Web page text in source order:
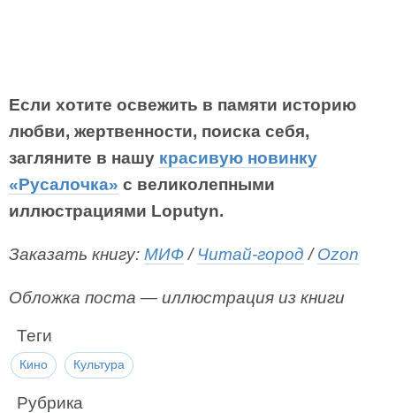
Если хотите освежить в памяти историю
любви, жертвенности, поиска себя,
загляните в нашу красивую новинку
«Русалочка» с великолепными
иллюстрациями Loputyn.
Заказать книгу: МИФ/ Читай-город /Ozon
Обложка поста — иллюстрация из книги
Теги
Кино Культура
Рубрика